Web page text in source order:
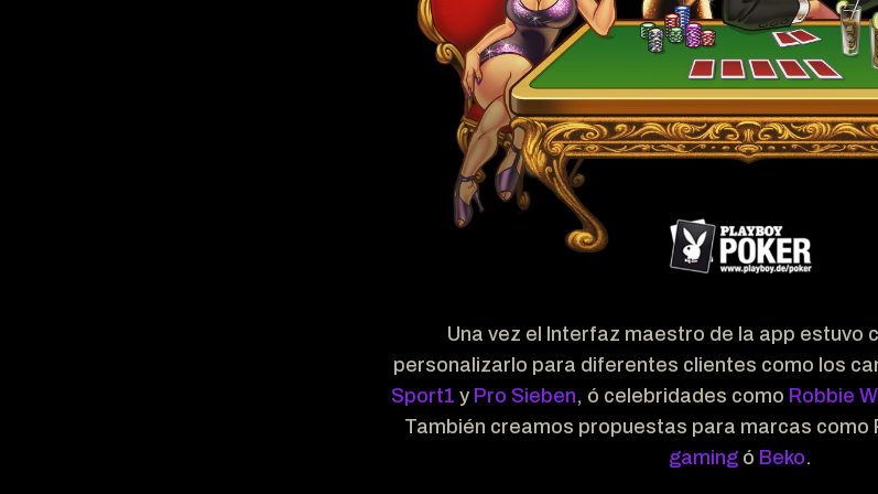
Una vez el Interfaz maestro de la app estuvo
personalizarlo para diferentes clientes como los
Sport1 y Pro Sieben, ó celebridades como Robbie
También creamos propuestas para marcas como
gaming ó Beko.